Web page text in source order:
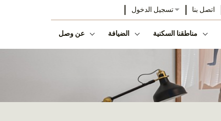
اتصل بنا تسجيل الدخول
مناطقنا السكنية الضيافة عن وصل